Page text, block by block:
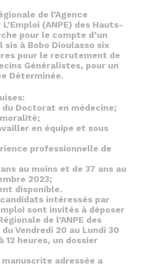
de l’Agence
(ANPE) des Hauts-
pour le compte d’un
sis à Bobo Dioulasso six
pour le recrutement de
Généralistes, pour un
Déterminée.
Doctorat en médecine;
en équipe et sous
professionnelle de
au moins et de 37 ans au
2023;
disponible.
intéressés par
sont invités à déposer
de l’ANPE des
Vendredi 20 au Lundi 30
12 heures, un dossier
manuscrite adressée a